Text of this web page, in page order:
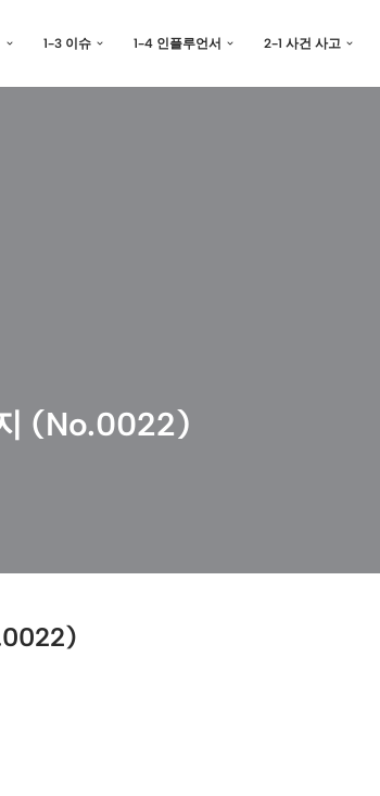
1-3 이슈 1-4 인플루언서 2-1 사건 사고
(No.0022)